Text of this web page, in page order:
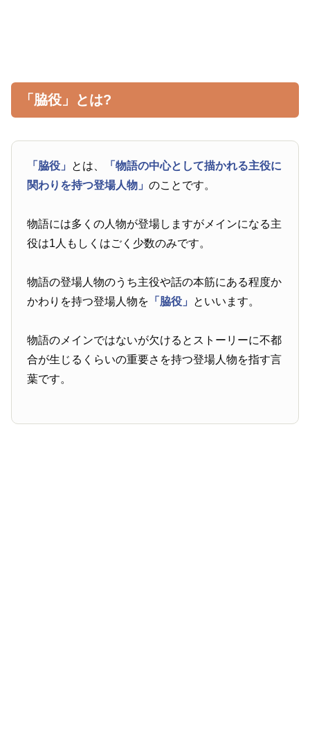
「脇役」とは?
「脇役」 とは、
「物語の中心として描かれる主役に
関わりを持つ登場人物」のことです。
物語には多くの人物が登場しますがメインになる主
役は1人もしくはごく少数のみです。
物語の登場人物のうち主役や話の本筋にある程度か
かわりを持つ登場人物を 「脇役」 といいます。
物語のメインではないが欠けるとストーリーに不都
合が生じるくらいの重要さを持つ登場人物を指す言
葉です。